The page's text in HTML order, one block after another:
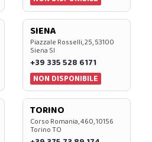
SIENA
Piazzale Rosselli, 25, 53100
Siena SI
+39 335 528 6171
NON DISPONIBILE
TORINO
Corso Romania, 460, 10156
Torino TO